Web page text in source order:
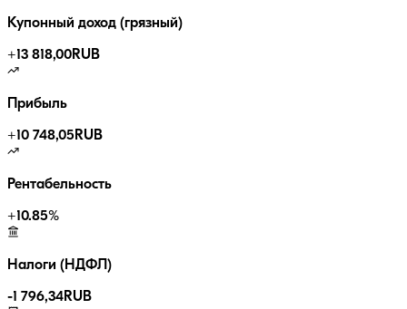
Купонный доход (грязный)
+13 818,00RUB
Прибыль
+10 748,05 RUB
Рентабельность
+10.85%
Налоги (НДФЛ)
-1 796,34RUB